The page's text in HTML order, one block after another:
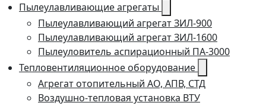
Пылеулавливающие агрегаты
Пылеулавливающий агрегат ЗИЛ-900
Пылеулавливающий агрегат ЗИЛ-1600
Пылеуловитель аспирационный ПА-3000
Тепловентиляционное оборудование
Агрегат отопительный АО, АПВ, СТД
Воздушно-тепловая установка ВТУ